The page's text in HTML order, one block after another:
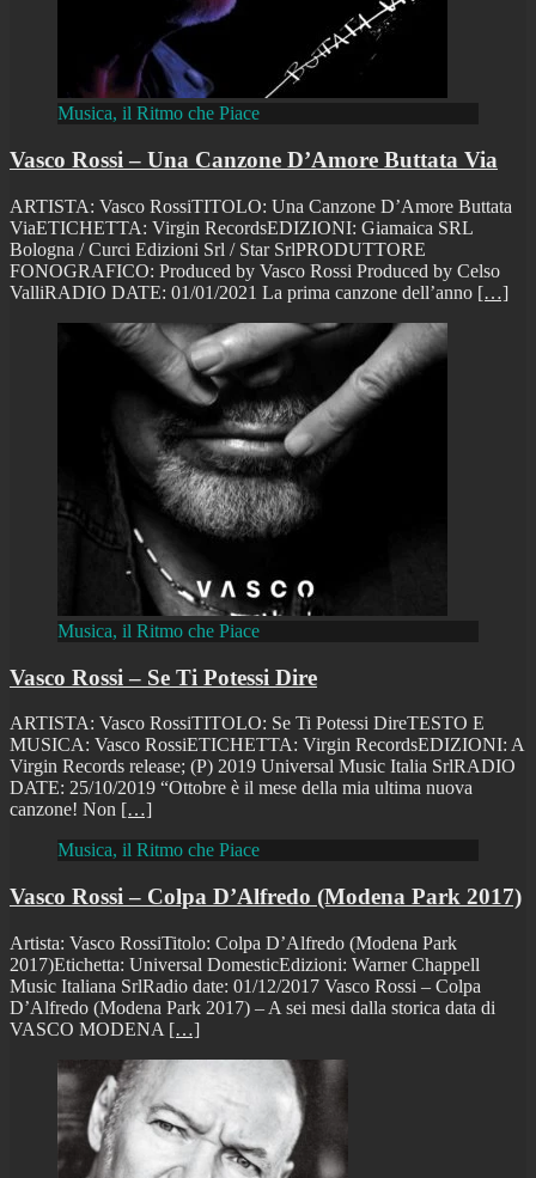
Musica, il Ritmo che Piace
Vasco Rossi – Una Canzone D’Amore Buttata Via
ARTISTA: Vasco RossiTITOLO: Una Canzone D’Amore Buttata
ViaETICHETTA: Virgin RecordsEDIZIONI: Giamaica SRL
Bologna / Curci Edizioni Srl / Star SrlPRODUTTORE
FONOGRAFICO: Produced by Vasco Rossi Produced by Celso
ValliRADIO DATE: 01/01/2021 La prima canzone dell’anno […]
Musica, il Ritmo che Piace
Vasco Rossi – Se Ti Potessi Dire
ARTISTA: Vasco RossiTITOLO: Se Ti Potessi DireTESTO E
MUSICA: Vasco RossiETICHETTA: Virgin RecordsEDIZIONI: A
Virgin Records release; (P) 2019 Universal Music Italia SrlRADIO
DATE: 25/10/2019 “Ottobre è il mese della mia ultima nuova
canzone! Non […]
Musica, il Ritmo che Piace
Vasco Rossi – Colpa D’Alfredo (Modena Park 2017)
Artista: Vasco RossiTitolo: Colpa D’Alfredo (Modena Park
2017)Etichetta: Universal DomesticEdizioni: Warner Chappell
Music Italiana SrlRadio date: 01/12/2017 Vasco Rossi – Colpa
D’Alfredo (Modena Park 2017) – A sei mesi dalla storica data di
VASCO MODENA […]